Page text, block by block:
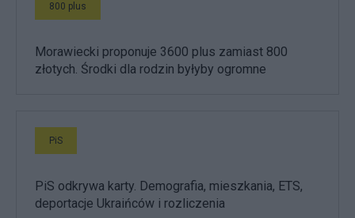
800 plus
Morawiecki proponuje 3600 plus zamiast 800
złotych. Środki dla rodzin byłyby ogromne
PiS
PiS odkrywa karty. Demografia, mieszkania, ETS,
deportacje Ukraińców i rozliczenia